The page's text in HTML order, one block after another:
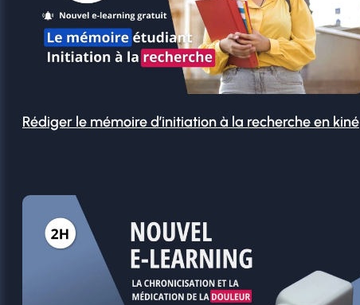
Rédiger le mémoire d’initiation à la recherche en kiné